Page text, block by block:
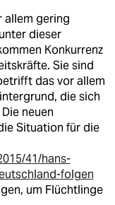
allem gering
dieser
Konkurrenz
Sie sind
das vor allem
die sich
neuen
Situation für die
41/hans-
folgen
um Flüchtlinge